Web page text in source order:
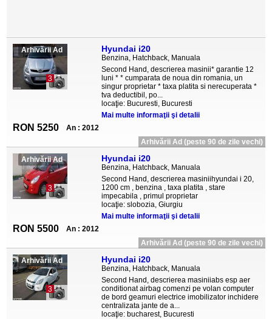
Arhivării Ad
3
Hyundai i20
Benzina, Hatchback, Manuala
Second Hand, descrierea masinii* garantie 12
luni * * cumparata de noua din romania, un
singur proprietar * taxa platita si nerecuperata *
tva deductibil, po...
locaţie: Bucuresti, Bucuresti
Mai multe informaţii şi detalii
RON 5250
An : 2012
Arhivării Ad (peste 90 de zile vechi)
Arhivării Ad
3
Hyundai i20
Benzina, Hatchback, Manuala
Second Hand, descrierea masiniihyundai i 20,
1200 cm , benzina , taxa platita , stare
impecabila , primul proprietar
locaţie: slobozia, Giurgiu
Mai multe informaţii şi detalii
RON 5500
An : 2012
Arhivării Ad (peste 90 de zile vechi)
Arhivării Ad
3
Hyundai i20
Benzina, Hatchback, Manuala
Second Hand, descrierea masiniiabs esp aer
conditionat airbag comenzi pe volan computer
de bord geamuri electrice imobilizator inchidere
centralizata jante de a...
locaţie: bucharest, Bucuresti